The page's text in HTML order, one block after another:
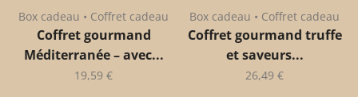
Box cadeau • Coffret cadeau
Coffret gourmand
Méditerranée – avec...
19,59 €
Box cadeau • Coffret cadeau
Coffret gourmand truffe
et saveurs...
26,49 €